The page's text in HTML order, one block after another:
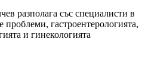
разполага със специалисти в
проблеми, гастроентерологията,
и гинекологията